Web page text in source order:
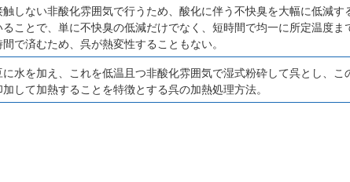
しない非酸化雰囲気で行うため、酸化に伴う不快臭を大幅に低減す
ことで、単に不快臭の低減だけでなく、短時間で均一に所定温度ま
で済むため、呉が熱変性することもない。
水を加え、これを低温且つ非酸化雰囲気で湿式粉砕して呉とし、こ
して加熱することを特徴とする呉の加熱処理方法。